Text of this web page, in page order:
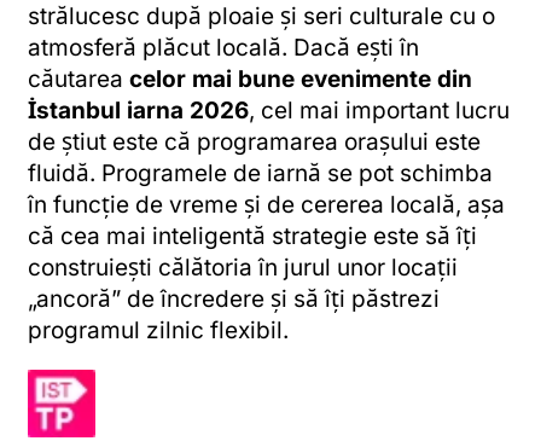
strălucesc după ploaie și seri culturale cu o
atmosferă plăcut locală. Dacă ești în
căutarea celor mai bune evenimente din
İstanbul iarna 2026, cel mai important lucru
de știut este că programarea orașului este
fluidă. Programele de iarnă se pot schimba
în funcție de vreme și de cererea locală, așa
că cea mai inteligentă strategie este să îți
construiești călătoria în jurul unor locații
„ancoră” de încredere și să îți păstrezi
programul zilnic flexibil.